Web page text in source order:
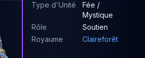
Type d'Unité
Fée /
Mystique
Rôle
Soutien
Royaume
Claireforêt